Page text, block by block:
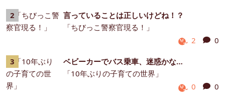
言っていることは正しいけどね！？
「ちびっこ警察官現る！」
2
0
ベビーカーでバス乗車、迷惑かな…
「10年ぶりの子育ての世界」
0
0